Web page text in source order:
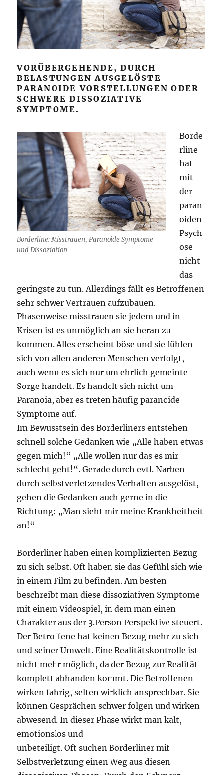
VORÜBERGEHENDE, DURCH
BELASTUNGEN AUSGELÖSTE
PARANOIDE VORSTELLUNGEN ODER
SCHWERE DISSOZIATIVE
SYMPTOME.
Borderline: Misstrauen, Paranoide Symptome
und Dissoziation
Borde
rline
hat
mit
der
paran
oiden
Psych
ose
nicht
das
geringste zu tun. Allerdings fällt es Betroffenen
sehr schwer Vertrauen aufzubauen.
Phasenweise misstrauen sie jedem und in
Krisen ist es unmöglich an sie heran zu
kommen. Alles erscheint böse und sie fühlen
sich von allen anderen Menschen verfolgt,
auch wenn es sich nur um ehrlich gemeinte
Sorge handelt. Es handelt sich nicht um
Paranoia, aber es treten häufig paranoide
Symptome auf.
Im Bewusstsein des Borderliners entstehen
schnell solche Gedanken wie „Alle haben etwas
gegen mich!“ „Alle wollen nur das es mir
schlecht geht!“. Gerade durch evtl. Narben
durch selbstverletzendes Verhalten ausgelöst,
gehen die Gedanken auch gerne in die
Richtung: „Man sieht mir meine Krankheitheit
an!“
Borderliner haben einen komplizierten Bezug
zu sich selbst. Oft haben sie das Gefühl sich wie
in einem Film zu befinden. Am besten
beschreibt man diese dissoziativen Symptome
mit einem Videospiel, in dem man einen
Charakter aus der 3.Person Perspektive steuert.
Der Betroffene hat keinen Bezug mehr zu sich
und seiner Umwelt. Eine Realitätskontrolle ist
nicht mehr möglich, da der Bezug zur Realität
komplett abhanden kommt. Die Betroffenen
wirken fahrig, selten wirklich ansprechbar. Sie
können Gesprächen schwer folgen und wirken
abwesend. In dieser Phase wirkt man kalt,
emotionslos und
unbeteiligt. Oft suchen Borderliner mit
Selbstverletzung einen Weg aus diesen